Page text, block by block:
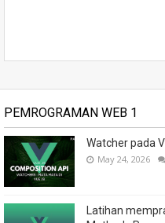
PEMROGRAMAN WEB 1
Watcher pada
May 24, 2026
Latihan